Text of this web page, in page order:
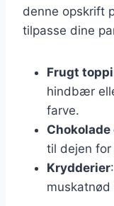
denne opskrift
tilpasse dine
Frugt
hindbær
farve.
til dejen for
Krydderier